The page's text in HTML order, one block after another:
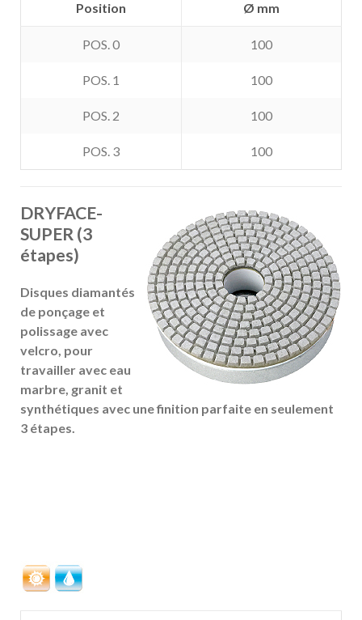
Position Ø mm
POS. 0 100
POS. 1 100
POS. 2 100
POS. 3 100
DRYFACE-
SUPER (3
étapes)
Disques diamantés
de ponçage et
polissage avec
velcro, pour
travailler avec eau
marbre, granit et
synthétiques avec une finition parfaite en seulement
3 étapes.